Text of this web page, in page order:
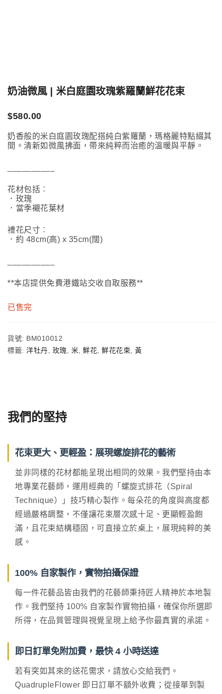
奶油微風 | 米白庭園玫瑰紫羅蘭鮮花花束
$580.00
奶香般的米白庭園玫瑰配搭純白紫羅蘭，瑪格麗特點綴其
間。清新如微風拂面，帶來純粹而治癒的溫暖與平靜。
花材包括︰
．玫瑰
．當季襯花葉材
禮花尺寸︰
．約 48cm(高) x 35cm(闊)
**本店提供免費港鐵站交收自取服務**
已售完
貨號: BM010012
標籤: 洋牡丹 玫瑰 米 鮮花 鮮花花束 黃
我們的堅持
花束更大、更輕盈：展現螺旋排花的藝術
並非同樣的花材都能呈現出相同的效果。我們堅持由本
地專業花藝師，運用經典的「螺旋式排花（Spiral
Technique）」技巧精心製作。每朵花的角度與高度都
經過嚴格調整，不僅讓花束層次感十足、更顯輕盈飽
滿，且花束結構穩固，可直接立於桌上，展現純粹的美
感。
100% 自家製作，實物拍攝保證
每一件花藝品皆由我們的花藝師秉持匠人精神於本地製
作。我們堅持 100% 自家製作實物拍攝，確保你所選即
所得，在品質管理與視覺呈現上給予你最真實的承諾。
即日訂單免附加費，最快 4 小時送達
若有突如其來的送花需求，請放心交給我們。
QuadrupleFlower 即日訂單不額外收費；從接單到製